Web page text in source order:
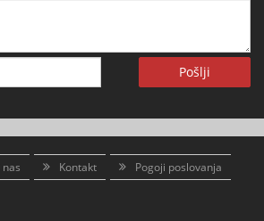
Pošlji
nas Kontakt Pogoji poslovanja